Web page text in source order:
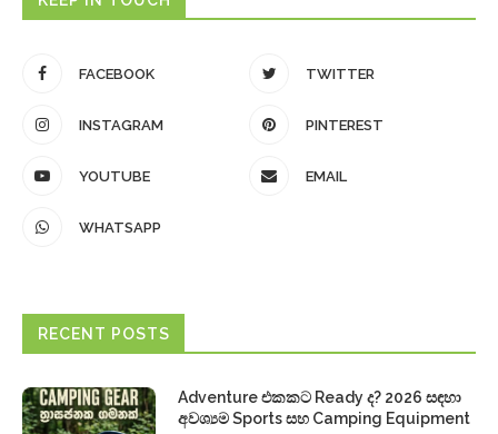
FACEBOOK TWITTER
INSTAGRAM PINTEREST
YOUTUBE EMAIL
WHATSAPP
RECENT POSTS
Adventure එකකට Ready ද? 2026 සඳහා
අවශ්‍යම Sports සහ Camping Equipment